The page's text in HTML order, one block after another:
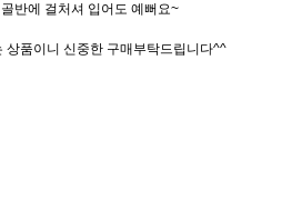
반에 걸처셔 입어도 예뻐요~
상품이니 신중한 구매부탁드립니다^^